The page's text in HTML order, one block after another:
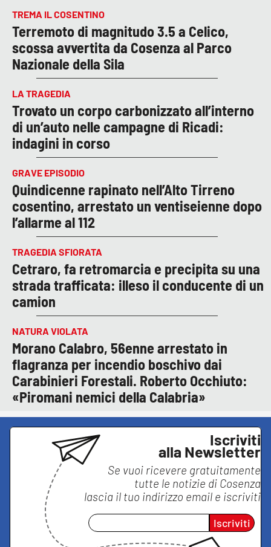
TREMA IL COSENTINO
Terremoto di magnitudo 3.5 a Celico,
scossa avvertita da Cosenza al Parco
Nazionale della Sila
LA TRAGEDIA
Trovato un corpo carbonizzato all’interno
di un’auto nelle campagne di Ricadi:
indagini in corso
GRAVE EPISODIO
Quindicenne rapinato nell’Alto Tirreno
cosentino, arrestato un ventiseienne dopo
l’allarme al 112
TRAGEDIA SFIORATA
Cetraro, fa retromarcia e precipita su una
strada trafficata: illeso il conducente di un
camion
NATURA VIOLATA
Morano Calabro, 56enne arrestato in
flagranza per incendio boschivo dai
Carabinieri Forestali. Roberto Occhiuto:
«Piromani nemici della Calabria»
Iscriviti
alla Newsletter
Se vuoi ricevere gratuitamente
tutte le notizie di Cosenza
lascia il tuo indirizzo email e iscriviti
Iscriviti